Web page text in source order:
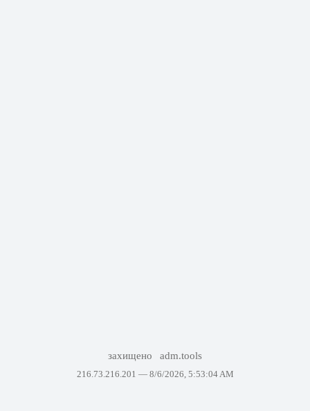
захищено adm.tools
216.73.216.201 — 8/6/2026, 5:53:04 AM